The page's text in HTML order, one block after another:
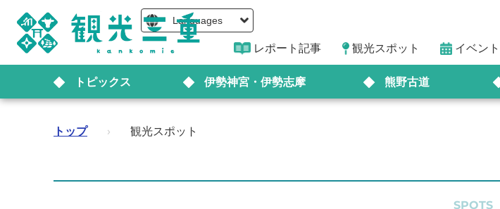
Languages
レポート記事 観光スポット イベント
トピックス 伊勢神宮・伊勢志摩 熊野古道
トップ › 観光スポット
SPOTS